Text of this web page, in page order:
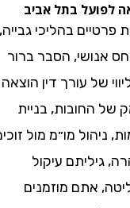
בתל אביב
בהליכי גבייה,
הסבר ברור
עורך דין הוצאה
בניית
מו״מ מול זוכים
עיקול
מוזמנים